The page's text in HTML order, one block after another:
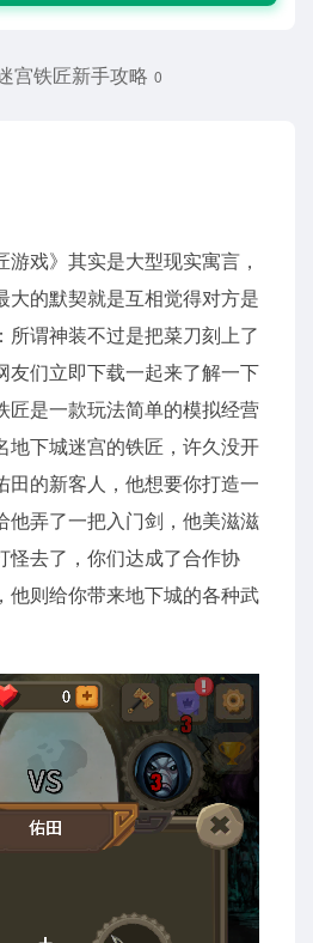
宫铁匠新手攻略 0
游戏》其实是大型现实寓言，
大的默契就是互相觉得对方是
所谓神装不过是把菜刀刻上了
友们立即下载一起来了解一下
匠是一款玩法简单的模拟经营
地下城迷宫的铁匠，许久没开
田的新客人，他想要你打造一
他弄了一把入门剑，他美滋滋
怪去了，你们达成了合作协
他则给你带来地下城的各种武